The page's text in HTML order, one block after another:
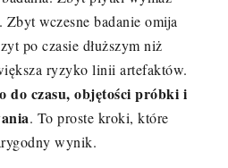
Zbyt wczesne badanie omija
po czasie dłuższym niż
ryzyko linii artefaktów.
do czasu, objętości próbki i
. To proste kroki, które
wynik.